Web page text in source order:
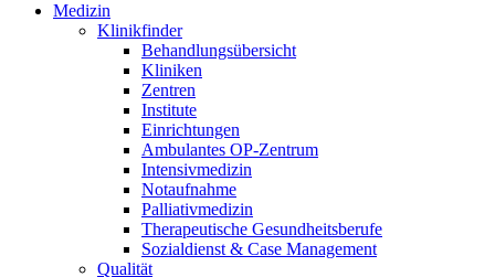
Medizin
Klinikfinder
Behandlungsübersicht
Kliniken
Zentren
Institute
Einrichtungen
Ambulantes OP-Zentrum
Intensivmedizin
Notaufnahme
Palliativmedizin
Therapeutische Gesundheitsberufe
Sozialdienst & Case Management
Qualität